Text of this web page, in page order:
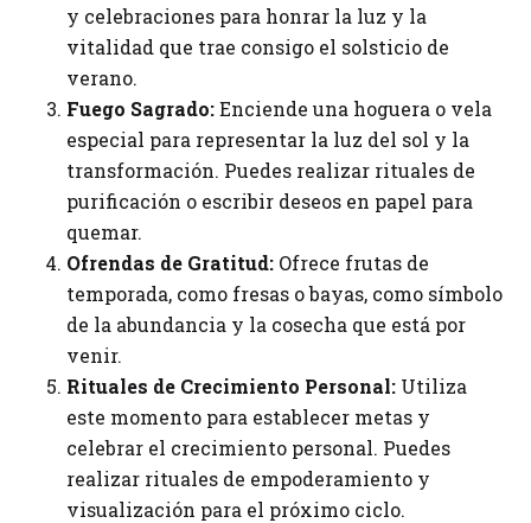
y celebraciones para honrar la luz y la
vitalidad que trae consigo el solsticio de
verano.
Fuego Sagrado:Enciende una hoguera o vela
especial para representar la luz del sol y la
transformación. Puedes realizar rituales de
purificación o escribir deseos en papel para
quemar.
Ofrendas de Gratitud: Ofrece frutas de
temporada, como fresas o bayas, como símbolo
de la abundancia y la cosecha que está por
venir.
Rituales de Crecimiento Personal: Utiliza
este momento para establecer metas y
celebrar el crecimiento personal. Puedes
realizar rituales de empoderamiento y
visualización para el próximo ciclo.